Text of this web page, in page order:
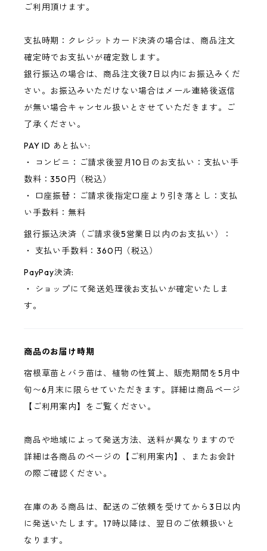
ご利用頂けます。
支払時期：クレジットカード決済の場合は、商品注文
確定時でお支払いが確定致します。
銀行振込の場合は、商品注文後7日以内にお振込みくだ
さい。お振込みいただけない場合はメール連絡後返信
が無い場合キャンセル扱いとさせていただきます。ご
了承ください。
PAY ID あと払い:
・ コンビニ：ご請求後翌月10日のお支払い：支払い手
数料：350円（税込）
・ 口座振替：ご請求後指定口座より引き落とし：支払
い手数料：無料
銀行振込決済（ご請求後5営業日以内のお支払い）：
・ 支払い手数料：360円（税込）
PayPay決済:
・ ショップにて発送処理後お支払いが確定いたしま
す。
商品のお届け時期
宿根草苗とバラ苗は、植物の性質上、販売期間を5月中
旬〜6月末に限らせていただきます。詳細は商品ページ
【ご利用案内】をご覧ください。
商品や地域によって発送方法、送料が異なりますので
詳細は各商品のページの【ご利用案内】、またお会計
の際ご確認ください。
在庫のある商品は、配送のご依頼を受けてから3日以内
に発送いたします。17時以降は、翌日のご依頼扱いと
なります。